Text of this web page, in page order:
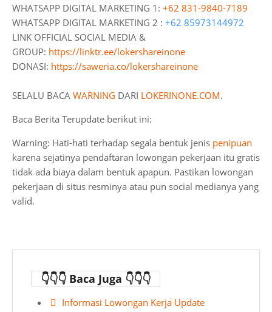
WHATSAPP DIGITAL MARKETING 1: +62 831-9840-7189
WHATSAPP DIGITAL MARKETING 2 : +62 85973144972
LINK OFFICIAL SOCIAL MEDIA &
GROUP: https://linktr.ee/lokershareinone
DONASI: https://saweria.co/lokershareinone
SELALU BACA WARNING DARI LOKERINONE.COM.
Baca Berita Terupdate berikut ini:
Warning: Hati-hati terhadap segala bentuk jenis penipuan
karena sejatinya pendaftaran lowongan pekerjaan itu gratis
tidak ada biaya dalam bentuk apapun. Pastikan lowongan
pekerjaan di situs resminya atau pun social medianya yang
valid.
👇👇👇 Baca Juga 👇👇👇
Informasi Lowongan Kerja Update